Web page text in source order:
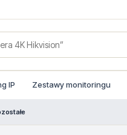
IP Zestawy monitoringu